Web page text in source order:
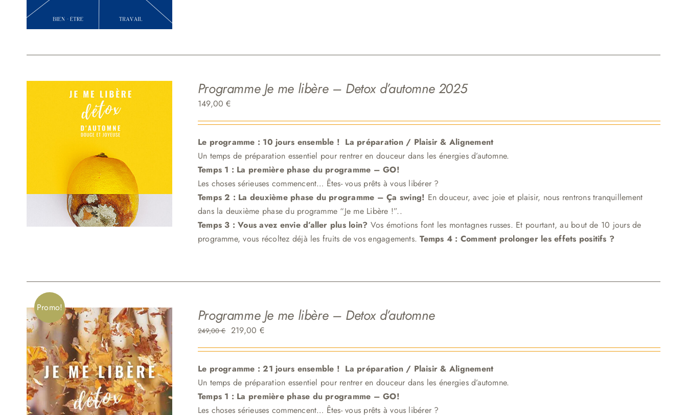
Programme Je me libère – Detox d’automne 2025
149,00€
Le programme : 10 jours ensemble ! La préparation / Plaisir & Alignement
Un temps de préparation essentiel pourrentrer en douceur dans les énergies d’automne.
Temps 1 : La première phase du programme – GO!
Les choses sérieuses commencent… Êtes- vous prêts à vous libérer ?
Temps 2 : La deuxième phase du programme – Ça swing! En douceur, avec joie et plaisir, nous rentrons tranquillement
dans la deuxième phase du programme “Je me Libère !”..
Temps 3 :Vous avez envie d’aller plus loin? Vos émotions font les montagnes russes. Et pourtant, au bout de 10 jours de
programme, vous récoltez déjà les fruits de vos engagements. Temps 4 : Comment prolonger les effets positifs ?
Promo! Programme Je me libère – Detox d’automne
249,00€ Le
était :
249,00 €.
219,00 €Le
est :
219,00 €.
Le programme : 21 jours ensemble ! La préparation / Plaisir & Alignement
Un temps de préparation essentiel pourrentrer en douceur dans les énergies d’automne.
Temps 1 : La première phase du programme – GO!
Les choses sérieuses commencent… Êtes- vous prêts à vous libérer ?